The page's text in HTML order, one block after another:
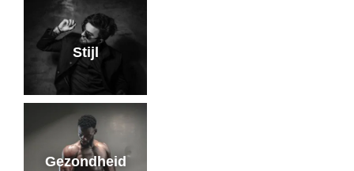
Stijl
Gezondheid